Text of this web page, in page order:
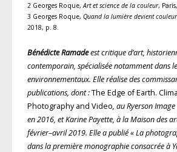
2 Georges Roque, Art et science de la couleur,
3 Georges Roque, Quand la lumière devient couleur
2018, p. 8.
Bénédicte Ramadeest critique d’art,
contemporain, spécialisée notamment dans
environnementaux. Elle réalise des
publications, dont :The Edge of Earth.
Photography and Video, au Ryerson
en 2016, et Karine Payette, à la Maison des
février–avril 2019. Elle a publié « La
dans la première monographie consacrée à